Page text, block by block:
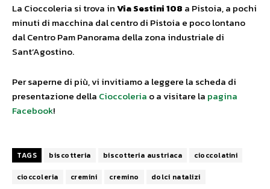
La Cioccoleria si trova inVia Sestini 108 a Pistoia, a pochi
minuti di macchina dal centro di Pistoia e poco lontano
dal Centro Pam Panorama della zona industriale di
Sant’Agostino.
Per saperne di più, vi invitiamo a leggere la scheda di
presentazione della Cioccoleria o a visitare la pagina
Facebook!
TAGS biscotteria biscotteria austriaca
cioccolatini
cioccoleria
cremini cremino
dolci natalizi